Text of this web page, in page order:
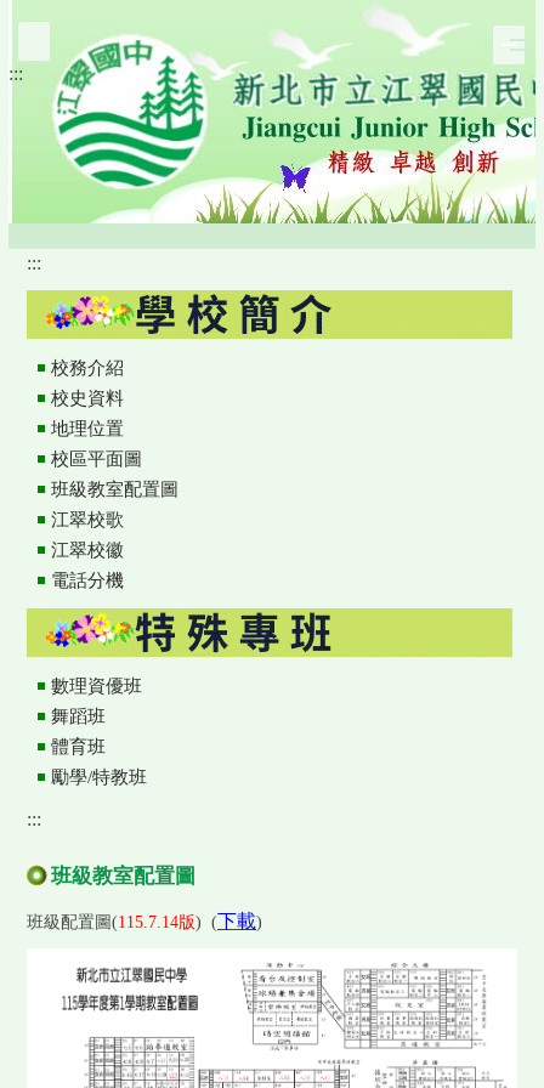
跳
主
:::
:::
校務介紹
校史資料
地理位置
校區平面圖
班級教室配置圖
江翠校歌
江翠校徽
電話分機
數理資優班
舞蹈班
體育班
勵學/特教班
:::
班級教室配置圖
班級配置圖(115.7.14版) (下載)